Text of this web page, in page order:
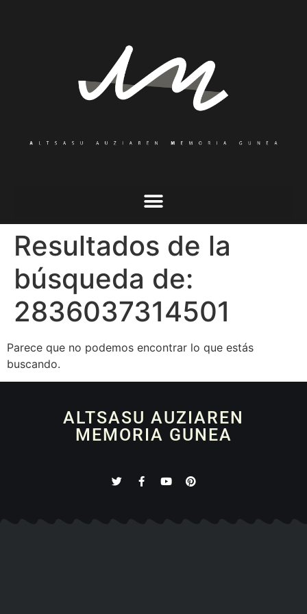
Resultados de la
búsqueda de:
2836037314501
Parece que no podemos encontrar lo que estás
buscando.
ALTSASU AUZIAREN
MEMORIA GUNEA